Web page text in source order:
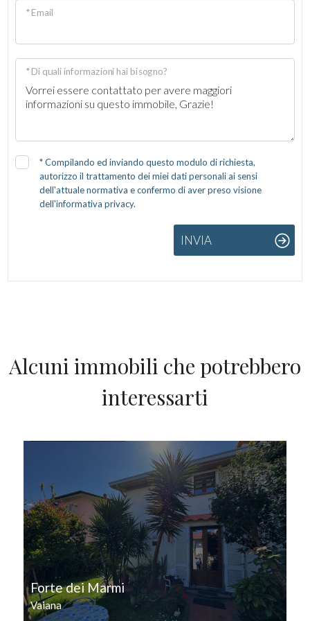
* Email
* Di quali informazioni hai bisogno?
*Compilando ed inviando questo modulo di richiesta,
autorizzo il trattamento dei miei dati personali ai sensi
dell'attuale normativa e confermo di aver preso visione
dell'informativa privacy.
INVIA
Alcuni immobili che potrebbero
interessarti
Forte dei Marmi
Vaiana